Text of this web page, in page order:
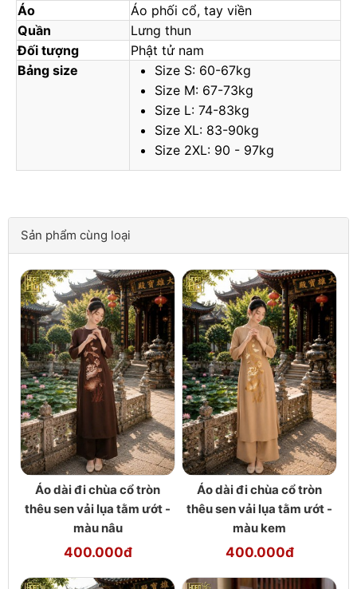
Áo
Áo phối cổ, tay viền
Quần
Lưng thun
Đối tượng
Phật tử nam
Bảng size
Size S: 60-67kg
Size M: 67-73kg
Size L: 74-83kg
Size XL: 83-90kg
Size 2XL: 90 - 97kg
Sản phẩm cùng loại
Áo dài đi chùa cổ tròn
thêu sen vải lụa tằm ướt -
màu nâu
400.000đ
Áo dài đi chùa cổ tròn
thêu sen vải lụa tằm ướt -
màu kem
400.000đ